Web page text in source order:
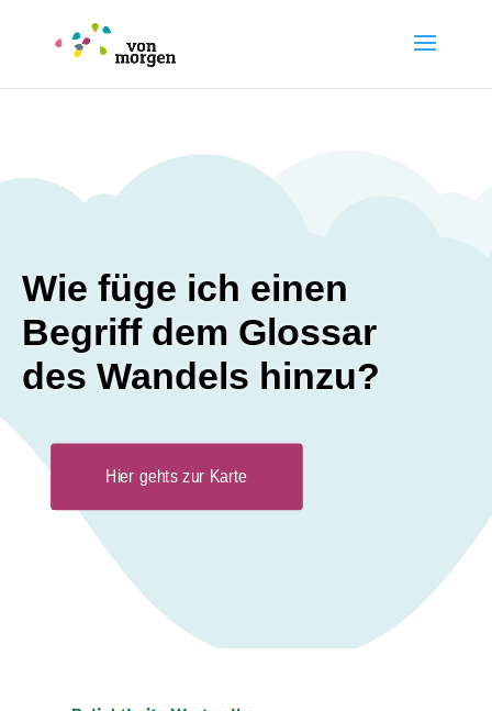
Wie füge ich einen
Begriff dem Glossar
des Wandels hinzu?
Hier gehts zur Karte